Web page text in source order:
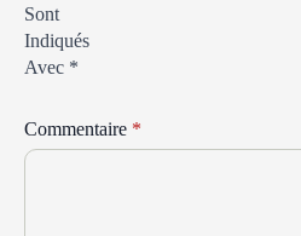
Sont
Indiqués
Avec *
Commentaire *